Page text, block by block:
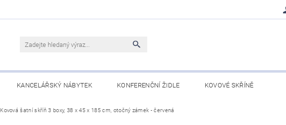
KANCELÁŘSKÝ NÁBYTEK KONFERENČNÍ ŽIDLE KOVOVÉ SKŘÍNĚ
OBCHODNÍ PODMÍNKY KONTAKTY
Kovová šatní skříň 3 boxy, 38 x 45 x 185 cm, otočný zámek - červená